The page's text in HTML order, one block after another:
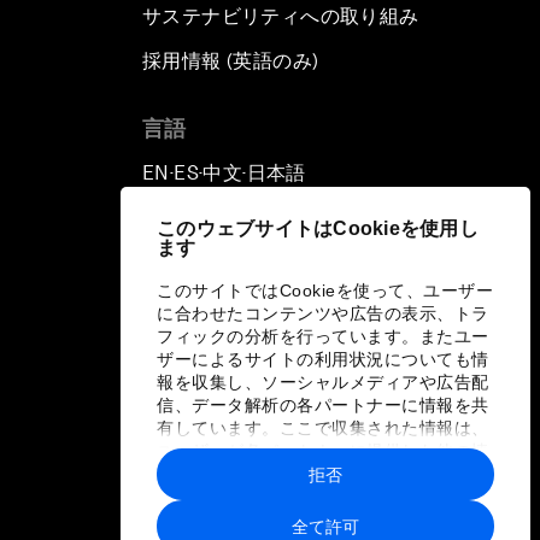
このウェブサイトはCookieを使用し
ます
このサイトではCookieを使って、ユーザー
に合わせたコンテンツや広告の表示、トラ
フィックの分析を行っています。またユー
ザーによるサイトの利用状況についても情
報を収集し、ソーシャルメディアや広告配
信、データ解析の各パートナーに情報を共
有しています。ここで収集された情報は、
ユーザーが各パートナーに提供した他の情
報や各パートナーのサービスを使用した際
に収集された情報と組み合わされ、各パー
トナーによって使用されることがありま
全て許可
拒否
サステナビリティへの取り組み
採用情報 (英語のみ)
言語
EN ▪ ES▪中文▪ 日本語